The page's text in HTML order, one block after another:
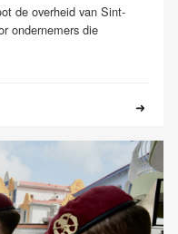
de overheid van Sint-
ondernemers die